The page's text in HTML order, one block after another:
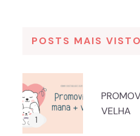
POSTS MAIS
VELHA